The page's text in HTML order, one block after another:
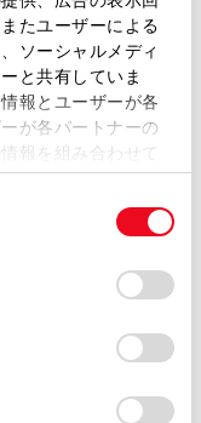
たユーザーによる
ソーシャルメディ
と共有していま
報とユーザーが各
が各パートナーの
報を組み合わせて
の使用を続行する
存されることに同
)のオプトアウト、
っては、当社の
いて
」をご覧くだ